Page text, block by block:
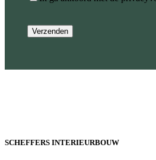
SCHEFFERS INTERIEURBOUW